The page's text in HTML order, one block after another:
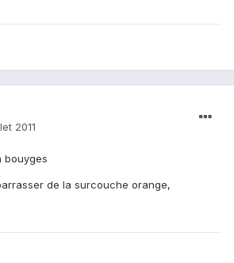
2011
bouyges
de la surcouche orange,